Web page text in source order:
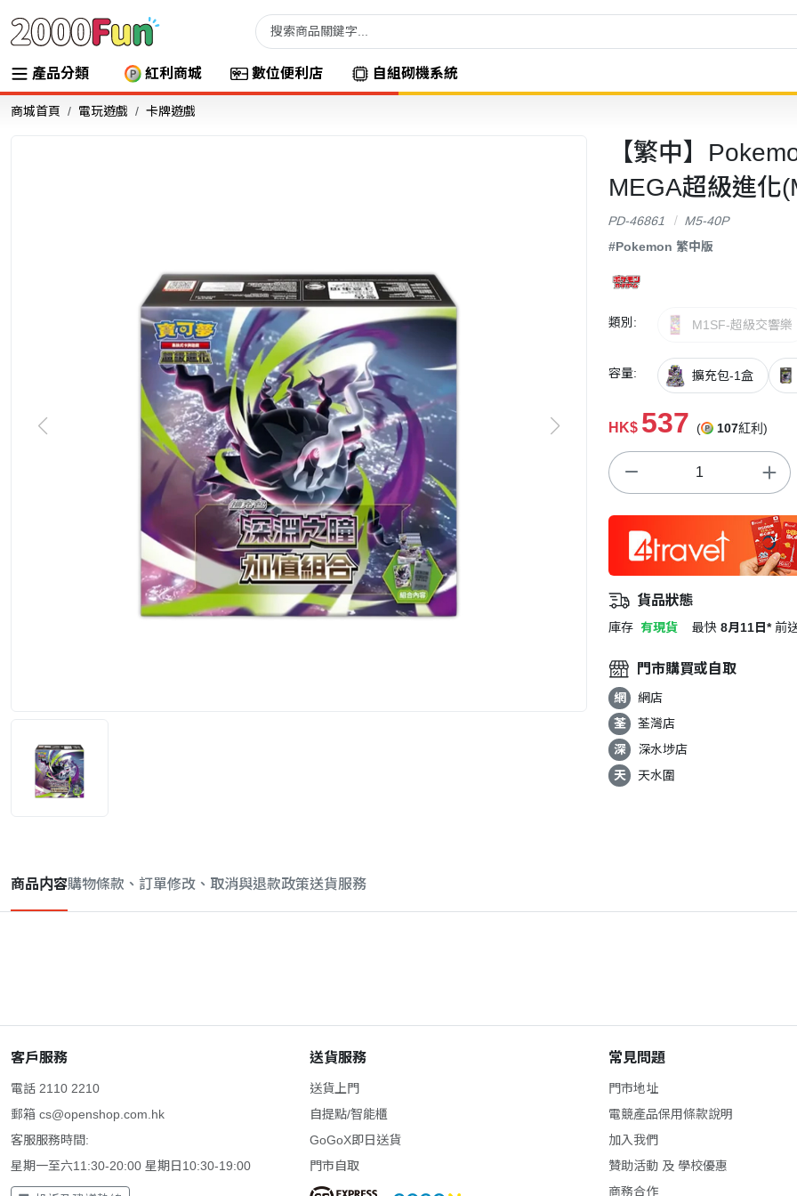
產品分類 紅利商城 數位便利店 自組砌機系統
商城首頁 電玩遊戲 卡牌遊戲
【繁中】
MEGA超級進化
PD-46861
M5-40P
#Pokemon 繁中版
類別: M1SF-超級交響樂
容量: 擴充包-1盒
HK$ 537 ( 107紅利)
貨品狀態
庫存 有現貨 最快 8月11日* 前
門市購買或自取
網
網店
荃
荃灣店
深
深水埗店
天
天水圍
商品内容購物條款、訂單修改、取消與退款政策送貨服務
客戶服務
電話 2110 2210
郵箱 cs@openshop.com.hk
客服服務時間:
星期一至六11:30-20:00 星期日10:30-19:00
送貨服務
送貨上門
自提點/智能櫃
GoGoX即日送貨
門市自取
常見問題
門市地址
電競產品保用條款說明
加入我們
贊助活動 及 學校優惠
商務合作